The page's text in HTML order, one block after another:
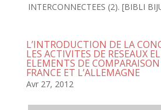
INTERCONNECTEES (2). [BIBLI
L’INTRODUCTION DE LA
LES ACTIVITES DE RESEAUX
ELEMENTS DE
FRANCE ET L’ALLEMAGNE
Avr 27, 2012